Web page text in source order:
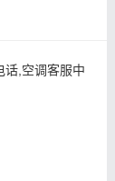
话,空调客服中